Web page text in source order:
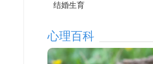
结婚生育
心理百科